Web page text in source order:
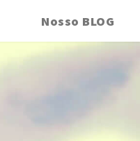
Nosso BLOG